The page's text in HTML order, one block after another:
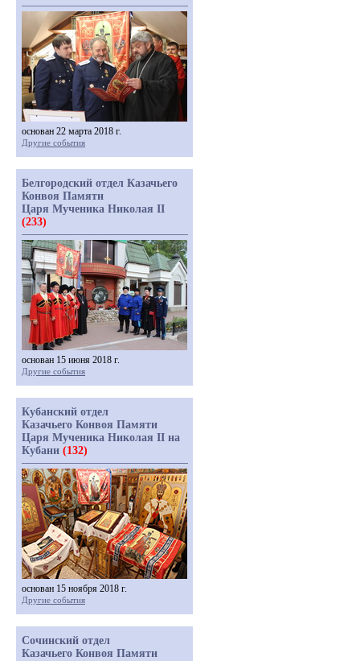
основан 22 марта 2018 г.
Другие события
Белгородский отдел Казачьего
Конвоя Памяти
Царя Мученика Николая II
(233)
основан 15 июня 2018 г.
Другие события
Кубанский отдел
Казачьего Конвоя Памяти
Царя Мученика Николая II на
Кубани (132)
основан 15 ноября 2018 г.
Другие события
Сочинский отдел
Казачьего Конвоя Памяти